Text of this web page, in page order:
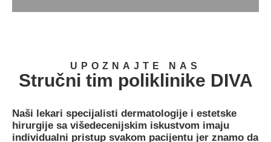
UPOZNAJTE NAS
Stručni tim poliklinike DIVA
Naši lekari specijalisti dermatologije i estetske
hirurgije sa višedecenijskim iskustvom imaju
individualni pristup svakom pacijentu jer znamo da